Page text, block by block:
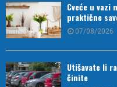
Cveće u vazi
praktične
07/08/2026
Utišavate li
činite